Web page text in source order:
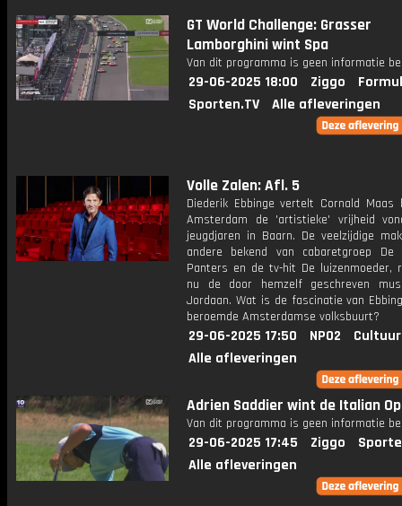
GT World Challenge: Grasser
Lamborghini wint Spa
Van dit programma is geen informatie
29-06-2025 18:00 Ziggo
Sporten.TV
Alle afleveringen
Volle Zalen: Afl. 5
Diederik Ebbinge vertelt Cornald
Amsterdam de 'artistieke' vrijheid
jeugdjaren in Baarn. De veelzijdige
andere bekend van cabaretgroep De
Panters en de tv-hit De luizenmoeder,
nu de door hemzelf geschreven
Jordaan. Wat is de fascinatie van
beroemde Amsterdamse volksbuurt?
29-06-2025 17:50 NPO2
Alle afleveringen
Adrien Saddier wint de Italian
Van dit programma is geen informatie
29-06-2025 17:45 Ziggo
Alle afleveringen